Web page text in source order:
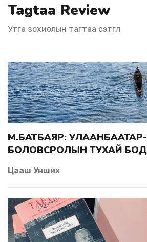
Tagtaa Review
Утга зохиолын тагтаа сэтгүүл
МӨ.БАТБАЯР: УЛААНБААТАР-ФРАНКФУРТ-
БОЛОВСРОЛЫН ТУХАЙ
Цааш Унших